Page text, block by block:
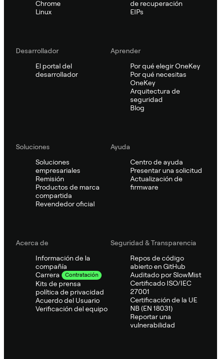
Chrome
Linux
de recuperación
EIPs
Desarrollador
El portal del
desarrollador
Aprender
Por qué elegir OneKey
Por qué necesitas
OneKey
Arquitectura de
seguridad
Blog
Soluciones
Soluciones
empresariales
Remisión
Productos de marca
compartida
Revendedor oficial
Ayuda
Centro de ayuda
Presentar una solicitud
Actualización de
firmware
Acerca de
Información de la
compañía
Carrera
Contratación
Kits de prensa
política de privacidad
Acuerdo del Usuario
Verificación del equipo
Seguridad & Transparencia
Repos de código
abierto en GitHub
Auditado por SlowMist
Certificado ISO/IEC
27001
Certificación de la UE
NB (EN 18031)
Reportar una
vulnerabilidad